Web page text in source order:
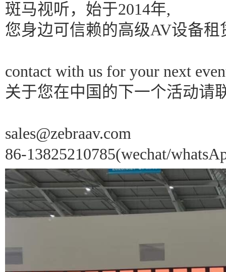
斑马视听，始于2014年,
您身边可信赖的高级AV设备租
contact with us for your next
关于您在中国的下一个活动请
sales@zebraav.com
86-13825210785(wechat/